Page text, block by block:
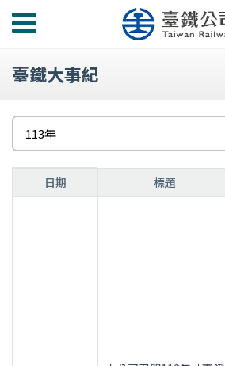
功
選
臺鐵大事紀
選
113年
年
日期 標題